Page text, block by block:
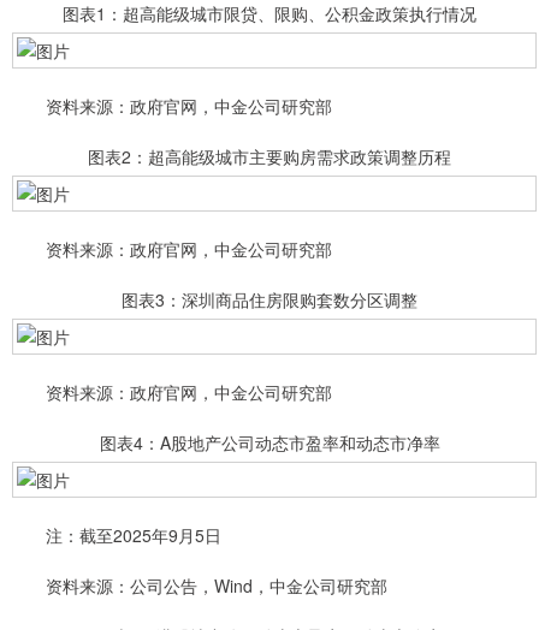
图表1：超高能级城市限贷、限购、公积金政策执行情况
资料来源：政府官网，中金公司研究部
图表2：超高能级城市主要购房需求政策调整历程
资料来源：政府官网，中金公司研究部
图表3：深圳商品住房限购套数分区调整
资料来源：政府官网，中金公司研究部
图表4：A股地产公司动态市盈率和动态市净率
注：截至2025年9月5日
资料来源：公司公告，Wind，中金公司研究部